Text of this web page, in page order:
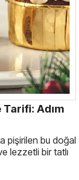
Tarifi: Adım
pişirilen bu doğal
lezzetli bir tatlı